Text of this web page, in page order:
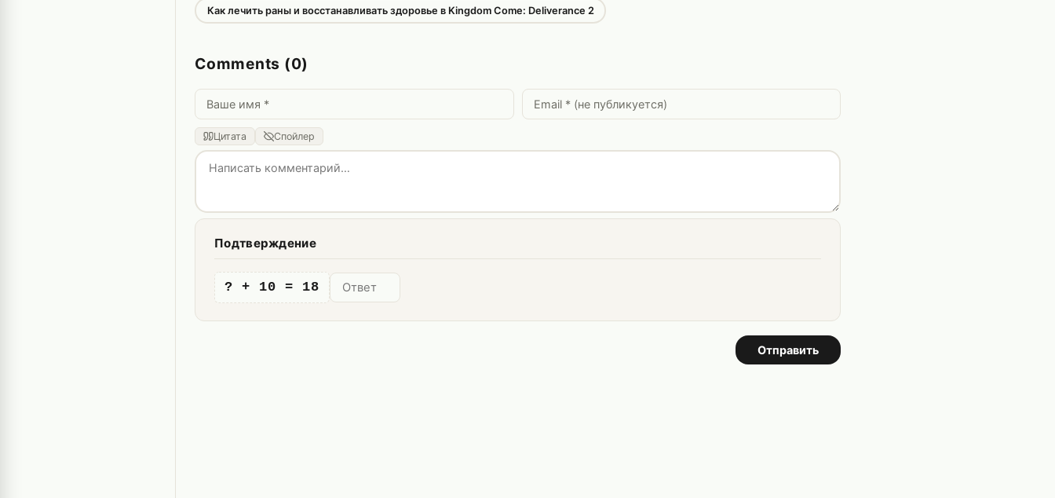
Как лечить раны и восстанавливать здоровье в Kingdom Come: Deliverance 2
Comments (0)
Цитата Спойлер
Подтверждение
? + 10 = 18
Отправить